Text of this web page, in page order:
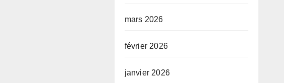
mars 2026
février 2026
janvier 2026